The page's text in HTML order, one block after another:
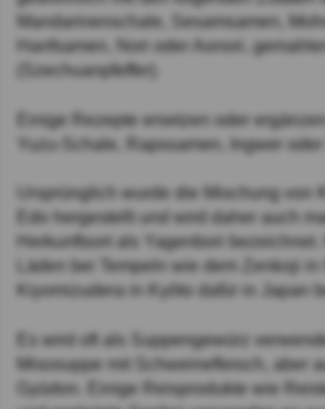
Mandarinenschale, Sesamsamen,
Hanfsamen, Nori oder Aonori,
(Szechuanpfeffer).
Einige Rezepte ersetzen oder
Yuzu-Schale, Rapssamen, Ingwer oder
Ursprünglich wurde die Mischung von
Edo hergestellt und wird daher auch
Herkunftsort als Yagenbori
Läden bei Tempeln wie dem Zenkoji
Kiyomizudera in Kyōto dafür in Japan
Es wird oft als Suppengewürz
Misosuppe mit Schweinefleisch, aber
Gyūdon. Einige Reisprodukte wie